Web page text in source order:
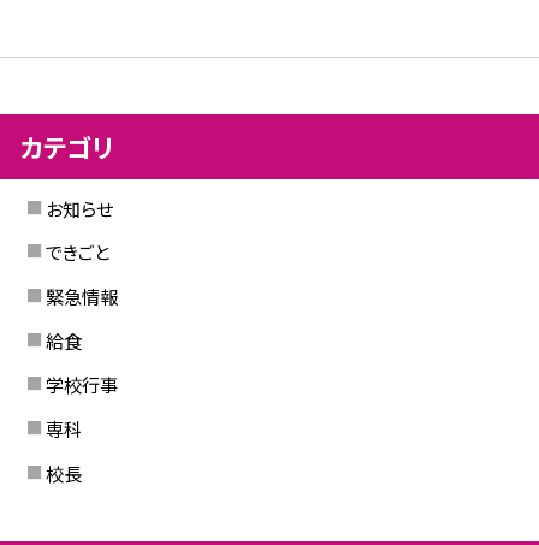
カテゴリ
お知らせ
できごと
緊急情報
給食
学校行事
専科
校長